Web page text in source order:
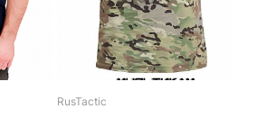
RusTactic